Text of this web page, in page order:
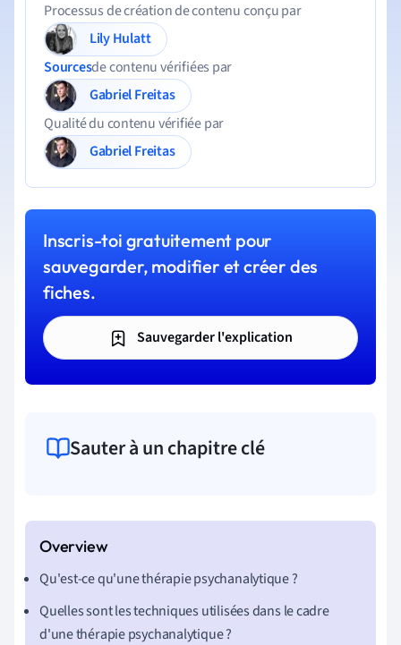
Processus de création de contenu conçu par
Lily Hulatt
Sourcesde contenu vérifiées par
Gabriel Freitas
Qualité du contenu vérifiée par
Gabriel Freitas
Inscris-toi gratuitement pour
sauvegarder, modifier et créer des
fiches.
Sauvegarder l'explication
Sauter à un chapitre clé
Qu'est-ce qu'une thérapie psychanalytique ?
Quelles sont les techniques utilisées dans le cadre
d'une thérapie psychanalytique ?